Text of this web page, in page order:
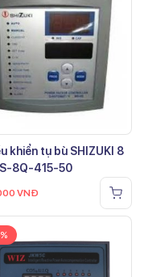
khiển tụ bù SHIZUKI 8
8Q-415-50
VNĐ